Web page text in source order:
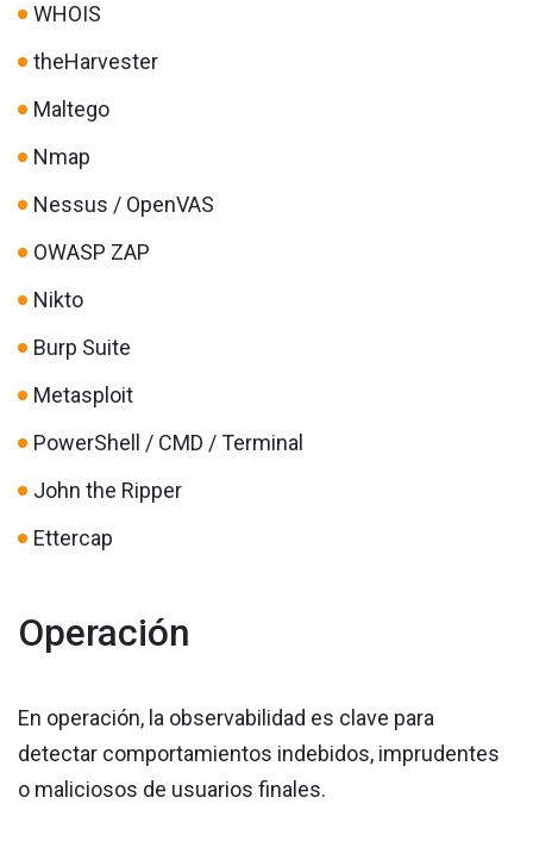
WHOIS
theHarvester
Maltego
Nmap
Nessus / OpenVAS
OWASP ZAP
Nikto
Burp Suite
Metasploit
PowerShell / CMD / Terminal
John the Ripper
Ettercap
Operación
En operación, la observabilidad es clave para
detectar comportamientos indebidos, imprudentes
o maliciosos de usuarios finales.